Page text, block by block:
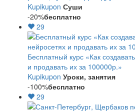
Kupikupon Суши
-20%бесплатно
29
Бесплатный курс «Как
и продавать их за 100000р.»
Kupikupon Уроки, занятия
-100%бесплатно
29